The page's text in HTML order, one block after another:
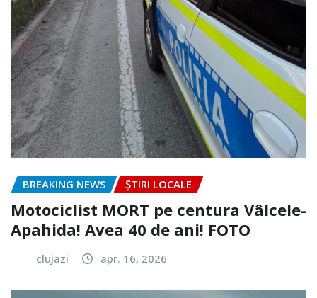
BREAKING NEWS ȘTIRI LOCALE
Motociclist MORT pe centura Vâlcele-
Apahida! Avea 40 de ani! FOTO
clujazi apr. 16, 2026